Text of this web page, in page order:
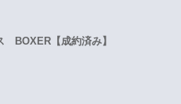
BOXER【成約済み】